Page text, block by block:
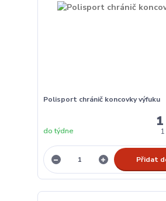
Polisport chránič koncovky výfuku
do týdne
Přidat